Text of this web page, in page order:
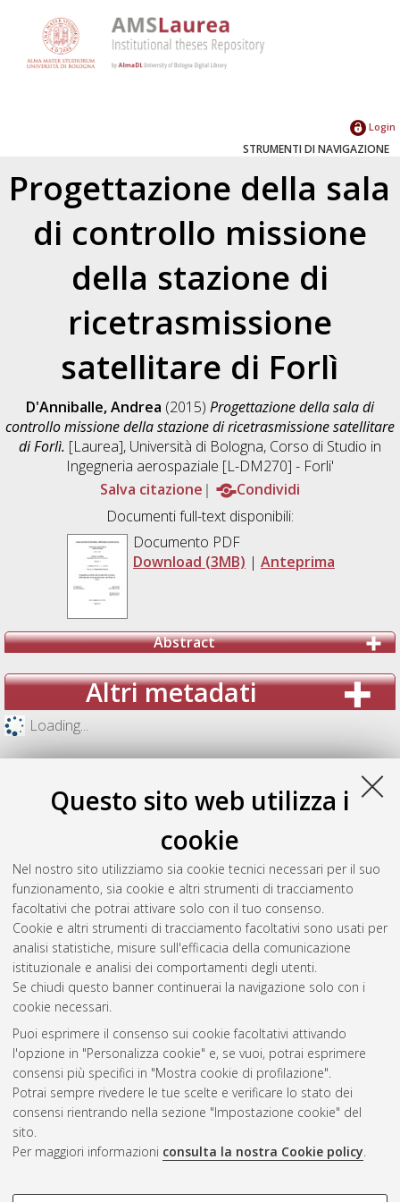
Questo sito web utilizza i
cookie
Nel nostro sito utilizziamo sia cookie tecnici necessari per il suo
funzionamento, sia cookie e altri strumenti di tracciamento
facoltativi che potrai attivare solo con il tuo consenso.
Cookie e altri strumenti di tracciamento facoltativi sono usati per
analisi statistiche, misure sull'efficacia della comunicazione
istituzionale e analisi dei comportamenti degli utenti.
Se chiudi questo banner continuerai la navigazione solo con i
cookie necessari.
Puoi esprimere il consenso sui cookie facoltativi attivando
l'opzione in "Personalizza cookie" e, se vuoi, potrai esprimere
consensi più specifici in "Mostra cookie di profilazione".
Potrai sempre rivedere le tue scelte e verificare lo stato dei
consensi rientrando nella sezione "Impostazione cookie" del
sito.
Per maggiori informazioni consulta la nostra Cookie policy.
Login
STRUMENTI DI NAVIGAZIONE
Progettazione della sala
di controllo missione
della stazione di
ricetrasmissione
satellitare di Forlì
D'Anniballe, Andrea (2015) Progettazione della sala di
controllo missione della stazione di ricetrasmissione satellitare
di Forlì. [Laurea], Università di Bologna, Corso di Studio in
Ingegneria aerospaziale [L-DM270] - Forli'
Salva citazione
Condividi
Documenti full-text disponibili:
Documento PDF
Download (3MB) | Anteprima
Abstract
Altri metadati
Loading...
Gestione del documento:
Atom
Rss 1.0
Rss 2.0
AMS Laurea
Impostazioni Cookie